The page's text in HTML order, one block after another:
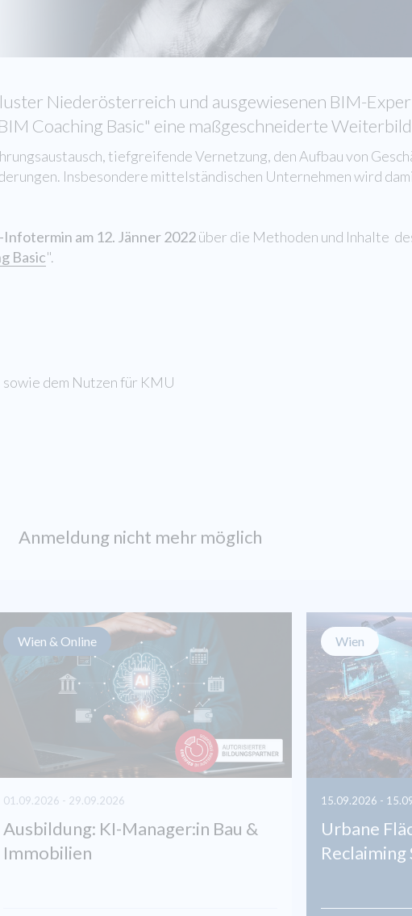
Niederösterreich und ausgewiesenen BIM-
Coaching Basic" eine maßgeschneiderte
tiefgreifende Vernetzung, den Aufbau von
Insbesondere mittelständischen Unternehmen wird
am 12. Jänner 2022über die Methoden und Inhalte
Basic".
dem Nutzen für KMU
Anmeldung nicht mehr möglich
Wien & Online
01.09.2026 - 29.09.2026
Ausbildung: KI-Manager:in Bau &
Immobilien
Wien
15.09.2026 -
Urbane
Reclaiming